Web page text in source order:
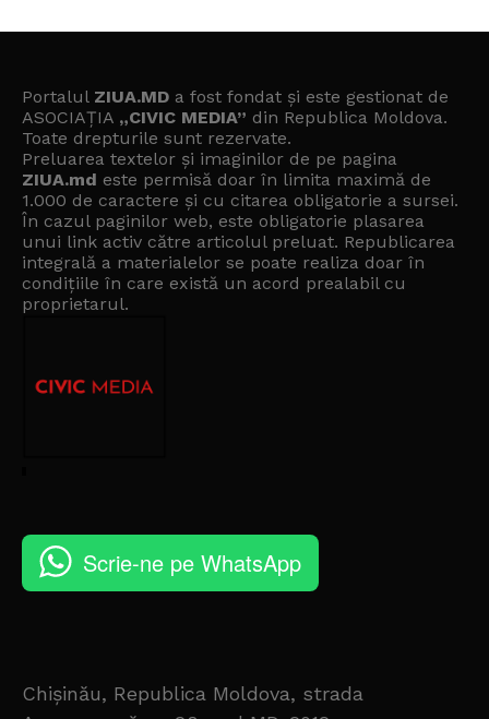
Portalul ZIUA.MD a fost fondat și este gestionat de
ASOCIAȚIA „CIVIC MEDIA” din Republica Moldova.
Toate drepturile sunt rezervate.
Preluarea textelor și imaginilor de pe pagina
ZIUA.md este permisă doar în limita maximă de
1.000 de caractere și cu citarea obligatorie a sursei.
În cazul paginilor web, este obligatorie plasarea
unui link activ către articolul preluat. Republicarea
integrală a materialelor se poate realiza doar în
condițiile în care există un acord prealabil cu
proprietarul.
Scrie-ne pe WhatsApp
Chișinău, Republica Moldova, strada